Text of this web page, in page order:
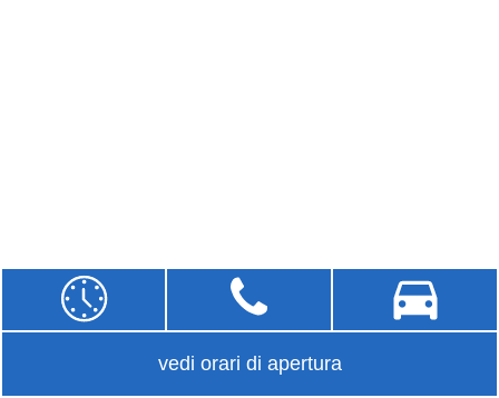
vedi orari di apertura